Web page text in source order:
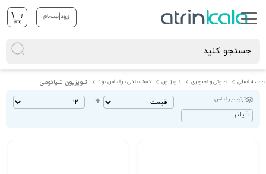
ورود|ثبت نام
صفحه اصلی صوتی و تصویری تلویزیون دسته بندی بر اساس برند تلویزیون شیائومی
تنظیم
بصورت
ترتیب بر اساس
فیلتر